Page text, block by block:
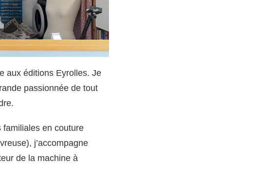
aux éditions Eyrolles. Je
passionnée de tout
familiales en couture
j’accompagne
de la machine à